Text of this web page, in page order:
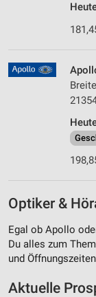
Optiker &
Egal ob Apollo
Du alles zum
und
Aktuelle